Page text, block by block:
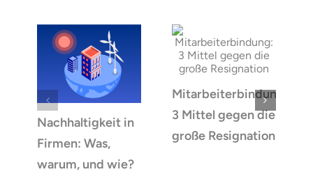
Nachhaltigkeit in
Firmen: Was,
warum, und wie?
Mitarbeiterbindung:
3 Mittel gegen die
große Resignation